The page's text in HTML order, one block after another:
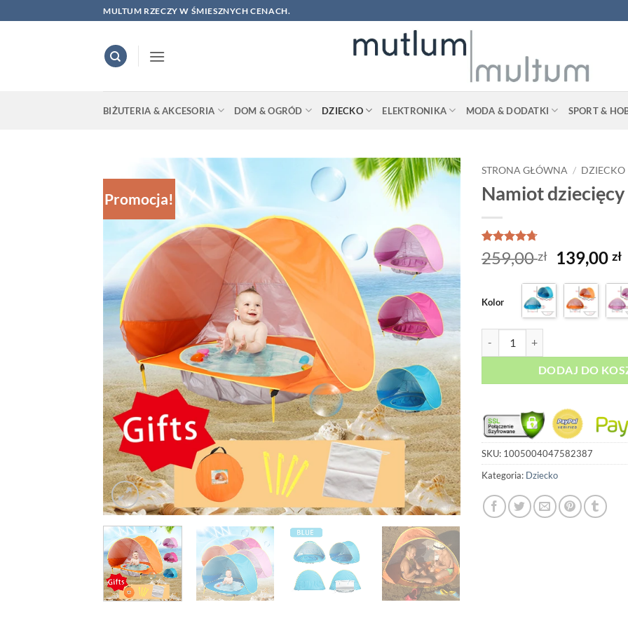
to
MULTUM RZECZY W ŚMIESZNYCH CENACH.
BIŻUTERIA & AKCESORIA DOM & OGRÓD DZIECKO ELEKTRONIKA MODA & DODATKI SPORT &
Promocja!
STRONA GŁÓWNA / DZIECKO
Namiot dziecięcy
Oceniony
4.67na 5
podstawie
3
ocen
klientów
259,00zł
cena
wynosiła:
259,00 zł.
139,00zł
Kolor
DODAJ DO
SKU: 1005004047582387
Kategoria: Dziecko